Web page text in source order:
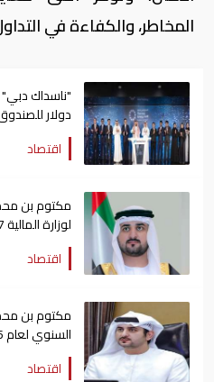
المخاطر، والكفاءة في
دولار
اقتصاد
مكتوم بن
لوزارة المالية 2027–2029
اقتصاد
مكتوم بن
عالمي"
اقتصاد